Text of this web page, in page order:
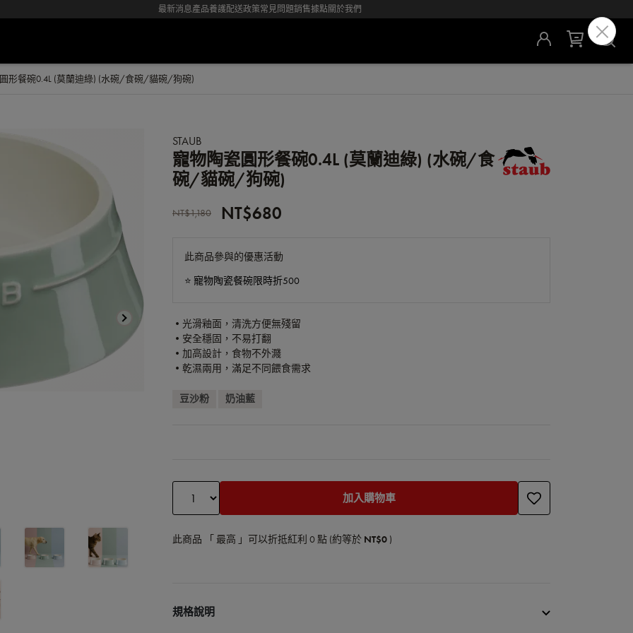
最新消息產品養護配送政策常見問題銷售據點關於我們
形餐碗0.4L (莫蘭迪綠) (水碗/食碗/貓碗/狗碗)
STAUB
寵物陶瓷圓形餐碗0.4L (莫蘭迪綠) (水碗/食
碗/貓碗/狗碗)
NT$1,180 NT$680
此商品參與的優惠活動
⭐️ 寵物陶瓷餐碗限時折500
•光滑釉面，清洗方便無殘留
•安全穩固，不易打翻
•加高設計，食物不外濺
•乾濕兩用，滿足不同餵食需求
豆沙粉 奶油藍
加入購物車
此商品 「 最高 」可以折抵紅利 0點 (約等於 NT$0 )
規格說明